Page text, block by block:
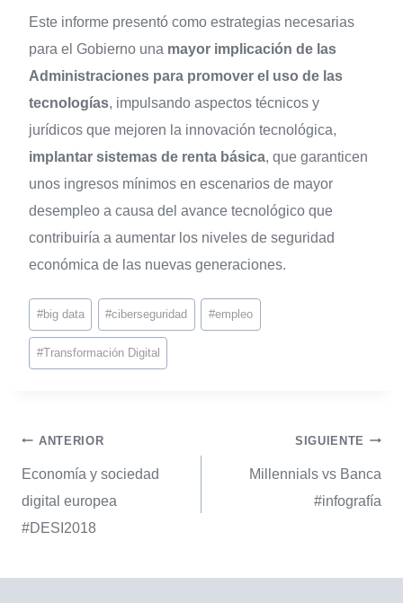
Este informe presentó como estrategias necesarias
para el Gobierno una mayor implicación de las
Administraciones para promover el uso de las
tecnologías, impulsando aspectos técnicos y
jurídicos que mejoren la innovación tecnológica,
implantar sistemas de renta básica, que garanticen
unos ingresos mínimos en escenarios de mayor
desempleo a causa del avance tecnológico que
contribuiría a aumentar los niveles de seguridad
económica de las nuevas generaciones.
#big data #ciberseguridad #empleo
#Transformación Digital
ANTERIOR
Economía y sociedad
digital europea
#DESI2018
SIGUIENTE
Millennials vs Banca
#infografía